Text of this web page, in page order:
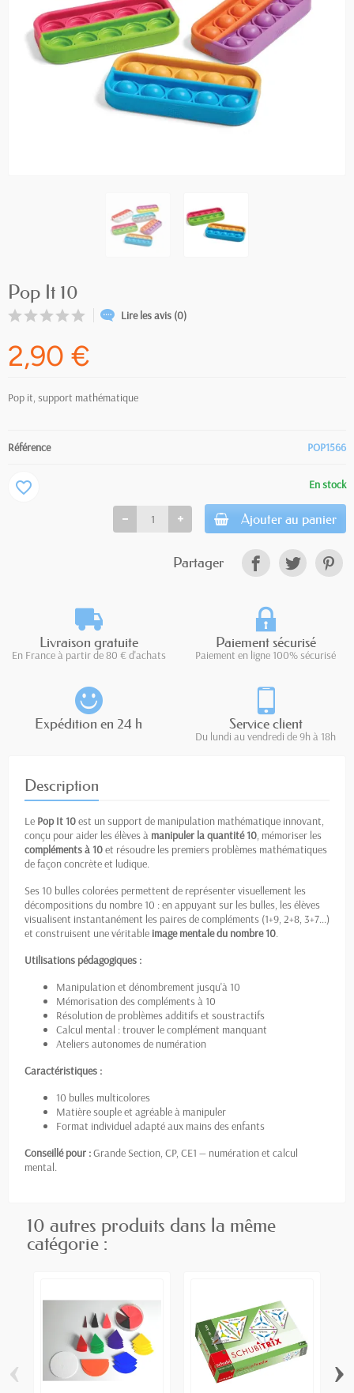
Pop It 10
Lire les avis (0)
2,90 €
Pop it, support mathématique
Référence POP1566
En stock
Ajouter au panier
favorite_border
Partager
Livraison gratuite
En France à partir de 80 € d'achats
Paiement sécurisé
Paiement en ligne 100% sécurisé
Expédition en 24 h Service client
Du lundi au vendredi de 9h à 18h
Description
Le Pop It 10est un support de manipulation mathématique innovant,
conçu pour aider les élèves à manipuler la quantité 10, mémoriser les
compléments à 10et résoudre les premiers problèmes mathématiques
de façon concrète et ludique.
Ses 10 bulles colorées permettent de représenter visuellement les
décompositions du nombre 10 : en appuyant sur les bulles, les élèves
visualisent instantanément les paires de compléments (1+9, 2+8, 3+7…)
et construisent une véritable image mentale du nombre 10.
Utilisations pédagogiques :
Manipulation et dénombrement jusqu'à 10
Mémorisation des compléments à 10
Résolution de problèmes additifs et soustractifs
Calcul mental : trouver le complément manquant
Ateliers autonomes de numération
Caractéristiques :
10 bulles multicolores
Matière souple et agréable à manipuler
Format individuel adapté aux mains des enfants
Conseillé pour :Grande Section, CP, CE1 — numération et calcul
mental.
10 autres produits dans la même
catégorie :
‹ ›